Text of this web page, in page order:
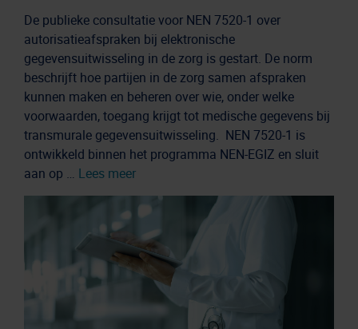
De publieke consultatie voor NEN 7520-1 over
autorisatieafspraken bij elektronische
gegevensuitwisseling in de zorg is gestart. De norm
beschrijft hoe partijen in de zorg samen afspraken
kunnen maken en beheren over wie, onder welke
voorwaarden, toegang krijgt tot medische gegevens bij
transmurale gegevensuitwisseling. NEN 7520-1 is
ontwikkeld binnen het programma NEN-EGIZ en sluit
aan op … Lees meer